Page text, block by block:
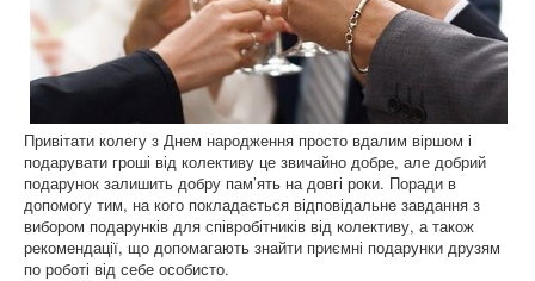
Привітати колегу з Днем народження просто вдалим віршом і
подарувати гроші від колективу це звичайно добре, але добрий
подарунок залишить добру пам’ять на довгі роки. Поради в
допомогу тим, на кого покладається відповідальне завдання з
вибором подарунків для співробітників від колективу, а також
рекомендації, що допомагають знайти приємні подарунки друзям
по роботі від себе особисто.